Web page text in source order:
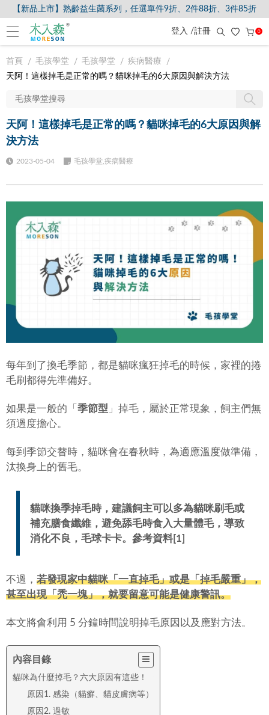
【新品上市】熟齡益生菌系列，任選單件9折、2件88折、3件85折
登入 /註冊 0
首頁 毛孩學堂 毛孩學堂
疾病醫療
天阿！這樣掉毛是正常的嗎？貓咪掉毛的6大原因與解決方法
天阿！這樣掉毛是正常的嗎？貓咪掉毛的6大原因與解
決方法
2023-05-04 毛孩學堂,疾病醫療
每年到了換毛季節，都是貓咪瘋狂掉毛的時候，家裡的捲
毛刷都得先準備好。
如果是一般的「 季節型 」掉毛，屬於正常現象，飼主們無
須過度擔心。
每到季節交替時，貓咪會在春秋時，為適應溫度做準備，
汰換身上的舊毛。
貓咪換季掉毛時，建議飼主可以多為貓咪刷毛或
補充膳食纖維，避免舔毛時食入大量體毛，導致
消化不良，毛球卡卡。參考資料[1]
不過， 若發現家中貓咪「一直掉毛」或是「掉毛嚴重」，
甚至出現「禿一塊」，就要留意可能是健康警訊。
本文將會利用 5 分鐘時間說明掉毛原因以及應對方法。
內容目錄
貓咪為什麼掉毛？六大原因有這些！
原因1. 感染（貓癬、貓皮膚病等）
原因2. 過敏